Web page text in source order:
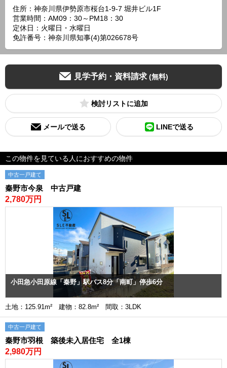
住所：神奈川県伊勢原市桜台1-9-7 堀井ビル1F
営業時間：AM09：30～PM18：30
定休日：火曜日・水曜日
免許番号：神奈川県知事(4)第026678号
見学予約・資料請求 (無料)
検討リスト
メールで送る LINEで送る
この物件を見ている人におすすめの物件
中古一戸建て
秦野市今泉 中古戸建
2,780万円
小田急小田原線「秦野」駅バス8分「南町」停歩6分
土地：125.91m² 建物：82.8m² 間取：3LDK
中古一戸建て
秦野市羽根 築後未入居住宅 全1棟
2,980万円